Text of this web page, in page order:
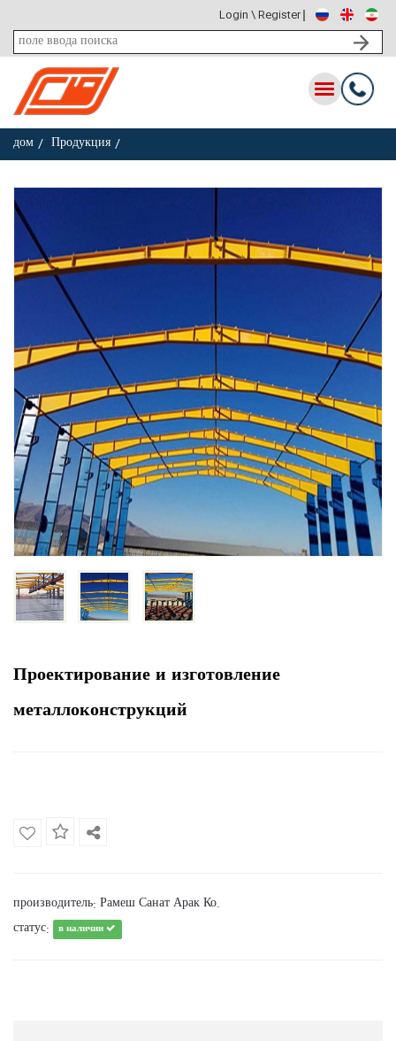
Login \ Register
Toggle
navigation
дом
Продукция
Проектирование и изготовление
металлоконструкций
производитель: Рамеш Санат Арак Ко.
статус: в наличии